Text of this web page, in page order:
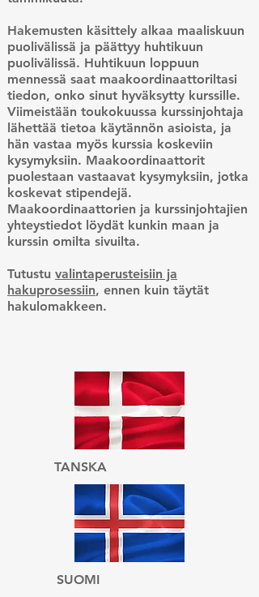
Hakemusten käsittely alkaa maaliskuun
puolivälissä ja päättyy huhtikuun
puolivälissä. Huhtikuun loppuun
mennessä saat maakoordinaattoriltasi
tiedon, onko sinut hyväksytty kurssille.
Viimeistään toukokuussa kurssinjohtaja
lähettää tietoa käytännön asioista, ja
hän vastaa myös kurssia koskeviin
kysymyksiin. Maakoordinaattorit
puolestaan vastaavat kysymyksiin, jotka
koskevat stipendejä.
Maakoordinaattorien ja kurssinjohtajien
yhteystiedot löydät kunkin maan ja
kurssin omilta sivuilta.
Tutustu valintaperusteisiin ja
hakuprosessiin, ennen kuin täytät
hakulomakkeen.
TANSKA
SUOMI